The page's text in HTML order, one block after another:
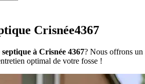
Crisnée4367
à Crisnée 4367? Nous offrons un
optimal de votre fosse !